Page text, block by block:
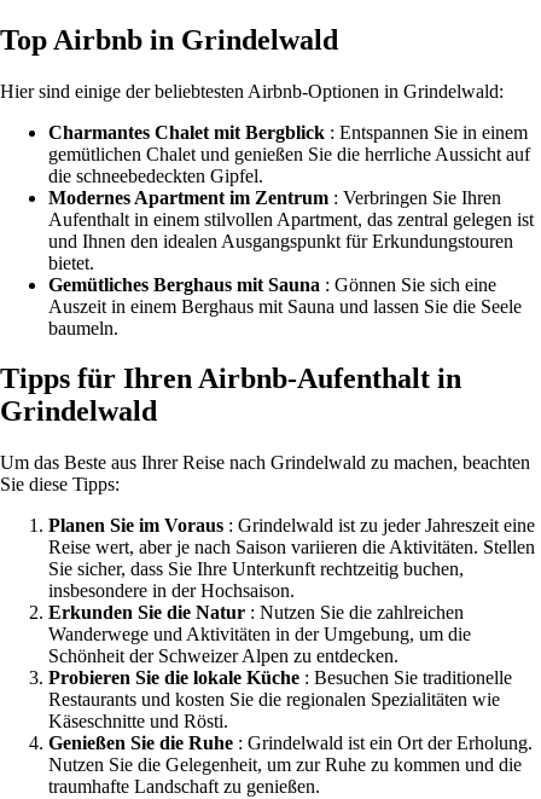
Top Airbnb in Grindelwald
Hier sind einige der beliebtesten Airbnb-Optionen in Grindelwald:
Charmantes Chalet mit Bergblick : Entspannen Sie in einem
gemütlichen Chalet und genießen Sie die herrliche Aussicht auf
die schneebedeckten Gipfel.
Modernes Apartment im Zentrum : Verbringen Sie Ihren
Aufenthalt in einem stilvollen Apartment, das zentral gelegen ist
und Ihnen den idealen Ausgangspunkt für Erkundungstouren
bietet.
Gemütliches Berghaus mit Sauna : Gönnen Sie sich eine
Auszeit in einem Berghaus mit Sauna und lassen Sie die Seele
baumeln.
Tipps für Ihren Airbnb-Aufenthalt in
Grindelwald
Um das Beste aus Ihrer Reise nach Grindelwald zu machen, beachten
Sie diese Tipps:
Planen Sie im Voraus : Grindelwald ist zu jeder Jahreszeit eine
Reise wert, aber je nach Saison variieren die Aktivitäten. Stellen
Sie sicher, dass Sie Ihre Unterkunft rechtzeitig buchen,
insbesondere in der Hochsaison.
Erkunden Sie die Natur : Nutzen Sie die zahlreichen
Wanderwege und Aktivitäten in der Umgebung, um die
Schönheit der Schweizer Alpen zu entdecken.
Probieren Sie die lokale Küche : Besuchen Sie traditionelle
Restaurants und kosten Sie die regionalen Spezialitäten wie
Käseschnitte und Rösti.
Genießen Sie die Ruhe : Grindelwald ist ein Ort der Erholung.
Nutzen Sie die Gelegenheit, um zur Ruhe zu kommen und die
traumhafte Landschaft zu genießen.